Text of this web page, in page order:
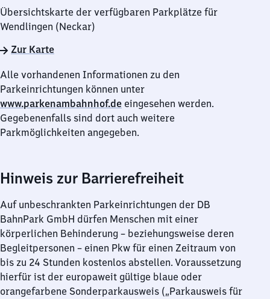
Übersichtskarte der verfügbaren Parkplätze für
Wendlingen (Neckar)
Zur Karte
Alle vorhandenen Informationen zu den
Parkeinrichtungen können unter
www.parkenambahnhof.de eingesehen werden.
Gegebenenfalls sind dort auch weitere
Parkmöglichkeiten angegeben.
Hinweis zur Barrierefreiheit
Auf unbeschrankten Parkeinrichtungen der DB
BahnPark GmbH dürfen Menschen mit einer
körperlichen Behinderung – beziehungsweise deren
Begleitpersonen – einen Pkw für einen Zeitraum von
bis zu 24 Stunden kostenlos abstellen. Voraussetzung
hierfür ist der europaweit gültige blaue oder
orangefarbene Sonderparkausweis („Parkausweis für